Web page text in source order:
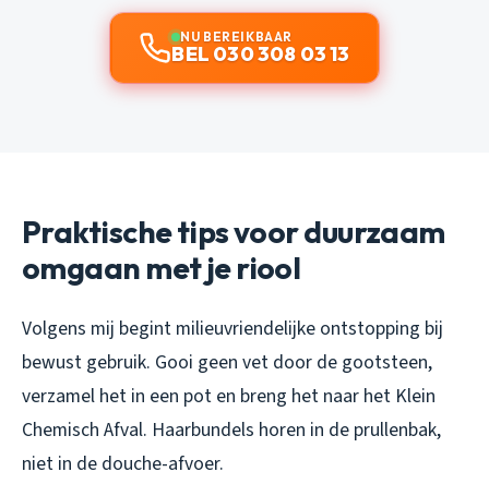
NU BEREIKBAAR
BEL 030 308 03 13
Praktische tips voor duurzaam
omgaan met je riool
Volgens mij begint milieuvriendelijke ontstopping bij
bewust gebruik. Gooi geen vet door de gootsteen,
verzamel het in een pot en breng het naar het Klein
Chemisch Afval. Haarbundels horen in de prullenbak,
niet in de douche-afvoer.